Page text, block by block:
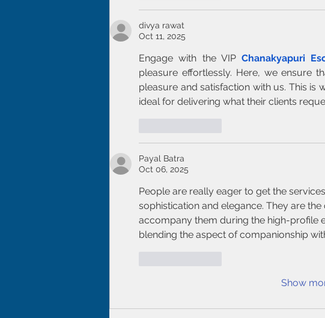
divya rawat
Oct 11, 2025
Engage with the VIP Chanakyapuri
pleasure effortlessly. Here, we ensure
pleasure and satisfaction with us. This is
ideal for delivering what their clients
Payal Batra
Oct 06, 2025
People are really eager to get the
sophistication and elegance. They are
accompany them during the high-profile
blending the aspect of companionship
Show